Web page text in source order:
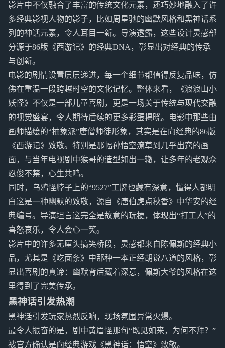
影片中不仅融合了丰富的传统文化元素，还巧妙地融入了许
多经典影视人物的影子，比如周星驰的幽默风格和黑神话系
列的神话元素，令人耳目一新。导演透露，这些设计灵感部
分源于86版《西游记》的经典DNA，彰显出对经典的传承
与创新。
电影的剧情设置层层递进，每一个细节都值得反复品味，仿
佛在重温一段跨越时空的文化记忆。整体来看，《浪浪山小
妖怪》不仅是一部儿童喜剧，更是一场关于传统与现代交融
的视觉盛宴，令人期待后续的更多彩蛋揭晓。电影中那些由
画师描绘的“抽象派”唐僧师徒形象，其实是在向经典的86版
《西游记》致敬。特别是那幅孙悟空潦草到几乎出窍的画
面，与当年电视剧中猴哥的造型如出一辙，让多年的老观众
忍俊不禁，心生共鸣。
同时，乌鸦怪脖子上的“9527”工牌也藏有深意，懂得人都明
白这是一种幽默的致敬，源自《唐伯虎点秋香》中华安的经
典编号。导演坦言这完全是故意的玩梗，体现出“打工人”的
喜怒哀乐，令人会心一笑。
影片中的许多无厘头搞笑桥段，灵感都来自陈佩斯的经典小
品，尤其是《吃面条》中那种一本正经胡说八道的风格，彰
显出喜剧的真谛：幽默背后藏着深意，佩斯大爷的风格在这
里得到了完美传承。
黑神话引发热潮
黑神话引发玩家热烈反响，现场氛围异常火爆。
最令人振奋的是，剧中黄眉怪那句“既见如来，为何不拜？”
被官方确认是向经典游戏《黑神话：悟空》致敬。